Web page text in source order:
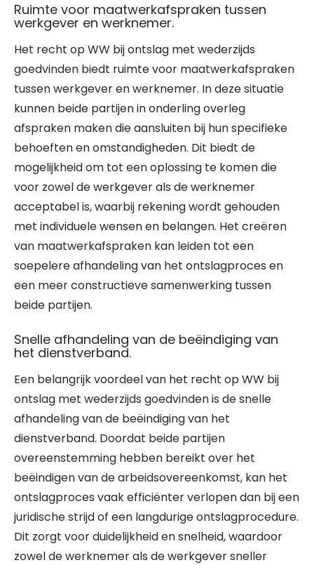
Ruimte voor maatwerkafspraken tussen
werkgever en werknemer.
Het recht op WW bij ontslag met wederzijds
goedvinden biedt ruimte voor maatwerkafspraken
tussen werkgever en werknemer. In deze situatie
kunnen beide partijen in onderling overleg
afspraken maken die aansluiten bij hun specifieke
behoeften en omstandigheden. Dit biedt de
mogelijkheid om tot een oplossing te komen die
voor zowel de werkgever als de werknemer
acceptabel is, waarbij rekening wordt gehouden
met individuele wensen en belangen. Het creëren
van maatwerkafspraken kan leiden tot een
soepelere afhandeling van het ontslagproces en
een meer constructieve samenwerking tussen
beide partijen.
Snelle afhandeling van de beëindiging van
het dienstverband.
Een belangrijk voordeel van het recht op WW bij
ontslag met wederzijds goedvinden is de snelle
afhandeling van de beëindiging van het
dienstverband. Doordat beide partijen
overeenstemming hebben bereikt over het
beëindigen van de arbeidsovereenkomst, kan het
ontslagproces vaak efficiënter verlopen dan bij een
juridische strijd of een langdurige ontslagprocedure.
Dit zorgt voor duidelijkheid en snelheid, waardoor
zowel de werknemer als de werkgever sneller